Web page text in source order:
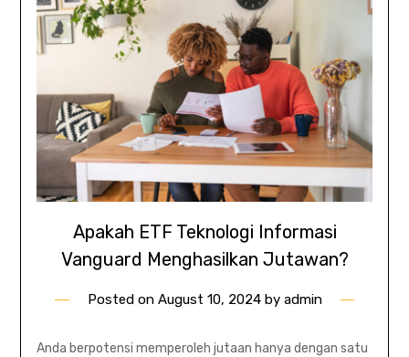
Apakah ETF Teknologi Informasi
Vanguard Menghasilkan Jutawan?
Posted on August 10, 2024by admin
Anda berpotensi memperoleh jutaan hanya dengan satu